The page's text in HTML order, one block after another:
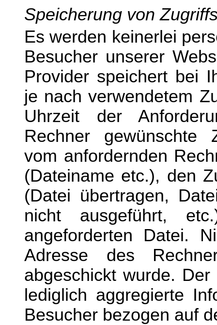
Speicherung von
Es werden keinerlei
Besucher unserer
Provider speichert bei
je nach verwendetem
Uhrzeit der
Rechner gewünschte
vom anfordernden
(Dateiname etc.), den
(Datei übertragen,
nicht ausgeführt,
angeforderten Datei.
Adresse des
abgeschickt wurde.
lediglich aggregierte
Besucher bezogen auf